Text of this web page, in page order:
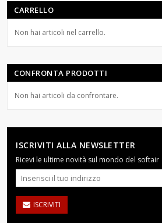
CARRELLO
Non hai articoli nel carrello.
CONFRONTA PRODOTTI
Non hai articoli da confrontare.
ISCRIVITI ALLA NEWSLETTER
Ricevi le ultime novità sul mondo del softair
ISCRIVITI